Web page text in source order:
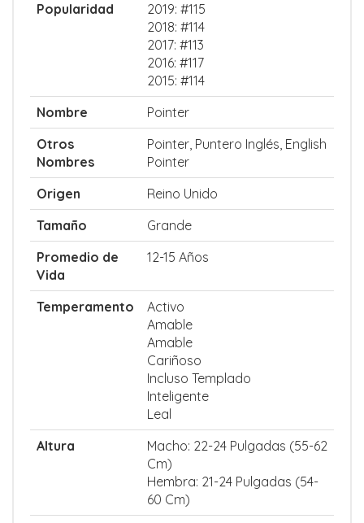
Popularidad
2019: #115
2018: #114
2017: #113
2016: #117
2015: #114
Nombre
Pointer
Otros
Nombres
Pointer, Puntero Inglés, English
Pointer
Origen
Reino Unido
Tamaño
Grande
Promedio de
Vida
12-15 Años
Temperamento
Activo
Amable
Amable
Cariñoso
Incluso Templado
Inteligente
Leal
Altura
Macho: 22-24 Pulgadas (55-62
Cm)
Hembra: 21-24 Pulgadas (54-
60 Cm)